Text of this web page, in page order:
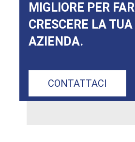
MIGLIORE PER FAR
CRESCERE LA TUA
AZIENDA.
CONTATTACI